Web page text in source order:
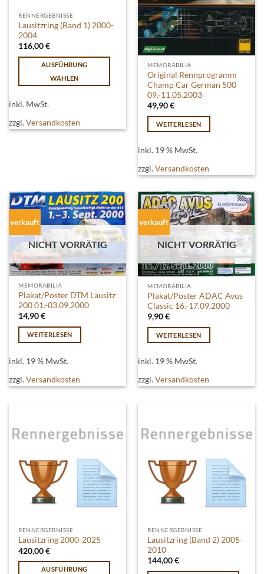
RENNERGEBNISSE
Lausitzring (Band 1) 2000-
2004
116,00€
AUSFÜHRUNG
WÄHLEN
Produkt
mehrere
können
auf
Produktseite
gewählt
werden
inkl. MwSt.
zzgl.Versandkosten
MEMORABILIA
Original Rennprogramm
Champ Car German 500
09.-11.05.2003
49,90€
WEITERLESEN
inkl. 19 % MwSt.
zzgl.Versandkosten
verkauft
NICHT VORRÄTIG
MEMORABILIA
Plakat/Poster DTM Lausitz
200 01.-03.09.2000
14,90€
WEITERLESEN
inkl. 19 % MwSt.
zzgl.Versandkosten
verkauft
NICHT VORRÄTIG
MEMORABILIA
Plakat/Poster ADAC Avus
Classic 16.-17.09.2000
9,90€
WEITERLESEN
inkl. 19 % MwSt.
zzgl.Versandkosten
RENNERGEBNISSE
Lausitzring 2000-2025
420,00€
AUSFÜHRUNG
RENNERGEBNISSE
Lausitzring (Band 2) 2005-
2010
144,00€